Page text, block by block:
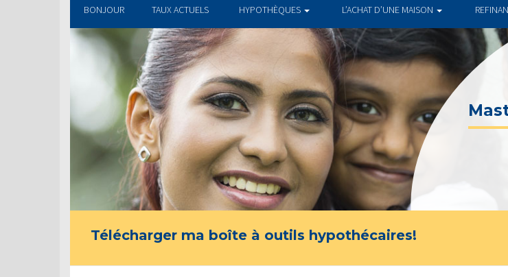
BONJOUR TAUX ACTUELS HYPOTHÈQUES L’ACHAT D’UNE MAISON
Télécharger ma boîte à outils hypothécaires!